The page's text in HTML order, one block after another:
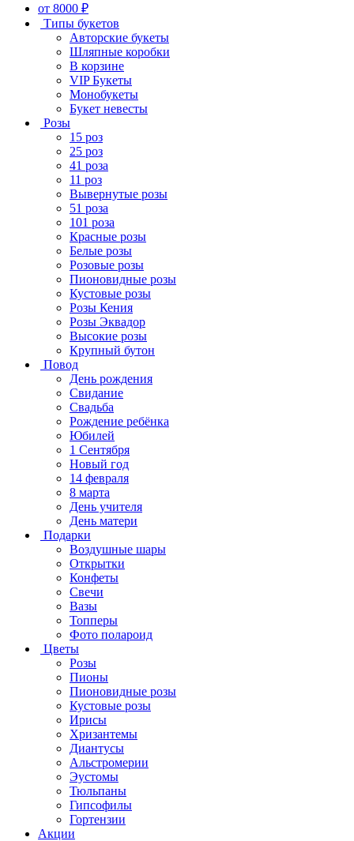
от 8000 ₽
Типы букетов
Авторские букеты
Шляпные коробки
В корзине
VIP Букеты
Монобукеты
Букет невесты
Розы
15 роз
25 роз
41 роза
11 роз
Вывернутые розы
51 роза
101 роза
Красные розы
Белые розы
Розовые розы
Пионовидные розы
Кустовые розы
Розы Кения
Розы Эквадор
Высокие розы
Крупный бутон
Повод
День рождения
Свидание
Свадьба
Рождение ребёнка
Юбилей
1 Сентября
Новый год
14 февраля
8 марта
День учителя
День матери
Подарки
Воздушные шары
Открытки
Конфеты
Свечи
Вазы
Топперы
Фото полароид
Цветы
Розы
Пионы
Пионовидные розы
Кустовые розы
Ирисы
Хризантемы
Диантусы
Альстромерии
Эустомы
Тюльпаны
Гипсофилы
Гортензии
Акции